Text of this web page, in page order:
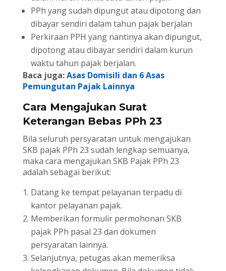
PPh yang sudah dipungut atau dipotong dan
dibayar sendiri dalam tahun pajak berjalan
Perkiraan PPH yang nantinya akan dipungut,
dipotong atau dibayar sendiri dalam kurun
waktu tahun pajak berjalan.
Baca juga:Asas Domisili dan 6 Asas
Pemungutan Pajak Lainnya
Cara Mengajukan Surat
Keterangan Bebas PPh 23
Bila seluruh persyaratan untuk mengajukan
SKB pajak PPh 23 sudah lengkap semuanya,
maka cara mengajukan SKB Pajak PPh 23
adalah sebagai berikut:
Datang ke tempat pelayanan terpadu di
kantor pelayanan pajak.
Memberikan formulir permohonan SKB
pajak PPh pasal 23 dan dokumen
persyaratan lainnya.
Selanjutnya, petugas akan memeriksa